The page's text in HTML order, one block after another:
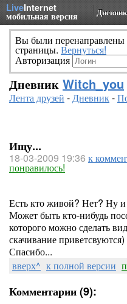
LiveInternet
мобильная версия
Вы были
страницы. Вернуться!
Авторизация
Дневник Witch_you
Лента друзей -Дневник-
Ищу...
18-03-2009 19:36 к
понравилось!
Есть кто живой? Нет? Ну и
Может быть кто-нибудь
которого можно сделать
скачивание приветсвуются)
Спасибо...
вверх^ к полной версии
Комментарии (9):